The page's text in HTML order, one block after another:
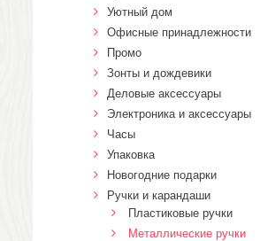
Уютный дом
Офисные принадлежности
Промо
Зонты и дождевики
Деловые аксессуары
Электроника и аксессуары
Часы
Упаковка
Новогодние подарки
Ручки и карандаши
Пластиковые ручки
Металлические ручки